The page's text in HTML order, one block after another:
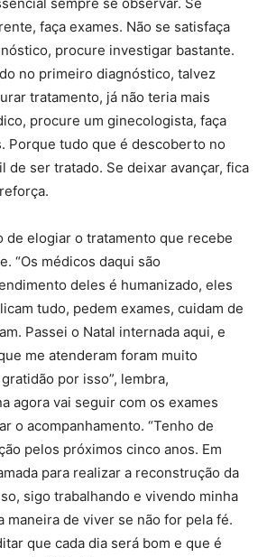
faça exames. Não se satisfaça
procure investigar bastante.
no primeiro diagnóstico, talvez
tratamento, já não teria mais
procure um ginecologista, faça
Porque tudo que é descoberto no
de ser tratado. Se deixar avançar, fica
de elogiar o tratamento que recebe
“Os médicos daqui são
deles é humanizado, eles
tudo, pedem exames, cuidam de
Passei o Natal internada aqui, e
me atenderam foram muito
por isso”, lembra,
agora vai seguir com os exames
o acompanhamento. “Tenho de
pelos próximos cinco anos. Em
para realizar a reconstrução da
sigo trabalhando e vivendo minha
maneira de viver se não for pela fé.
que cada dia será bom e que é